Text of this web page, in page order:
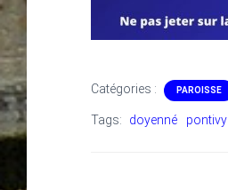
Catégories : PAROISSE
Tags: doyenné pontivy